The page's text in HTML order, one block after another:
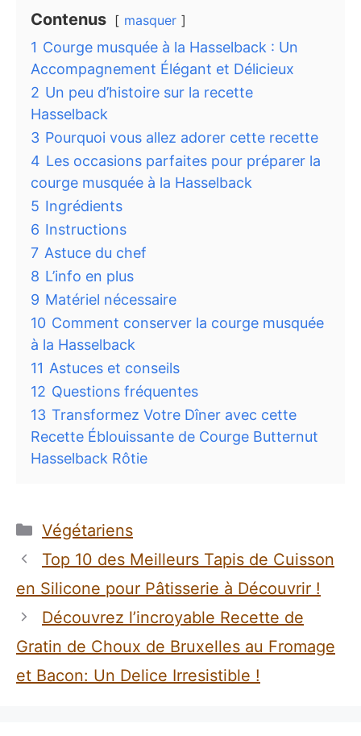
Contenus masquer
1 Courge musquée à la Hasselback : Un
Accompagnement Élégant et Délicieux
2 Un peu d’histoire sur la recette
Hasselback
3 Pourquoi vous allez adorer cette recette
4 Les occasions parfaites pour préparer la
courge musquée à la Hasselback
5 Ingrédients
6 Instructions
7 Astuce du chef
8 L’info en plus
9 Matériel nécessaire
10 Comment conserver la courge musquée
à la Hasselback
11 Astuces et conseils
12 Questions fréquentes
13 Transformez Votre Dîner avec cette
Recette Éblouissante de Courge Butternut
Hasselback Rôtie
Catégories
Végétariens
Top 10 des Meilleurs Tapis de Cuisson
en Silicone pour Pâtisserie à Découvrir !
Découvrez l’incroyable Recette de
Gratin de Choux de Bruxelles au Fromage
et Bacon: Un Delice Irresistible !